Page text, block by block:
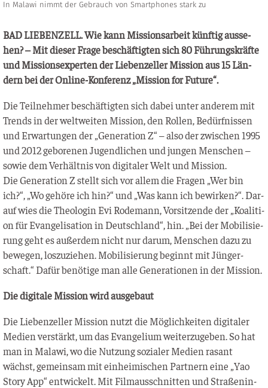
In Malawi nimmt der Gebrauch von Smartphones stark zu
BAD LIEBENZELL. Wie kann Mis­si­ons­ar­beit künf­tig aus­se­
hen? – Mit die­ser Fra­ge beschäf­tig­ten sich 80 Füh­rungs­kräf­te
und Mis­si­ons­exper­ten der Lie­ben­zel­ler Mis­si­on aus 15 Län­
dern bei der Online-Kon­fe­renz „Mis­si­on for Future“.
Die Teil­neh­mer beschäf­tig­ten sich dabei unter ande­rem mit
Trends in der welt­wei­ten Mis­si­on, den Rol­len, Bedürf­nis­sen
und Erwar­tun­gen der „Gene­ra­ti­on Z“ – also der zwi­schen 1995
und 2012 gebo­re­nen Jugend­li­chen und jun­gen Men­schen –
sowie dem Ver­hält­nis von digi­ta­ler Welt und Mission.
Die Gene­ra­ti­on Z stellt sich vor allem die Fra­gen „Wer bin
ich?“, „Wo gehö­re ich hin?“ und „Was kann ich bewir­ken?“. Dar­
auf wies die Theo­lo­gin Evi Rode­mann, Vor­sit­zen­de der „Koali­ti­
on für Evan­ge­li­sa­ti­on in Deutsch­land“, hin. „Bei der Mobi­li­sie­
rung geht es außer­dem nicht nur dar­um, Men­schen dazu zu
bewe­gen, los­zu­zie­hen. Mobi­li­sie­rung beginnt mit Jün­ger­
schaft.“ Dafür benö­ti­ge man alle Gene­ra­tio­nen in der Mission.
Die digi­ta­le Mis­si­on wird ausgebaut
Die Lie­ben­zel­ler Mis­si­on nutzt die Mög­lich­kei­ten digi­ta­ler
Medi­en ver­stärkt, um das Evan­ge­li­um wei­ter­zu­ge­ben. So hat
man in Mala­wi, wo die Nut­zung sozia­ler Medi­en rasant
wächst, gemein­sam mit ein­hei­mi­schen Part­nern eine „Yao
Sto­ry App“ ent­wi­ckelt. Mit Film­aus­schnit­ten und Stra­ßen­in­